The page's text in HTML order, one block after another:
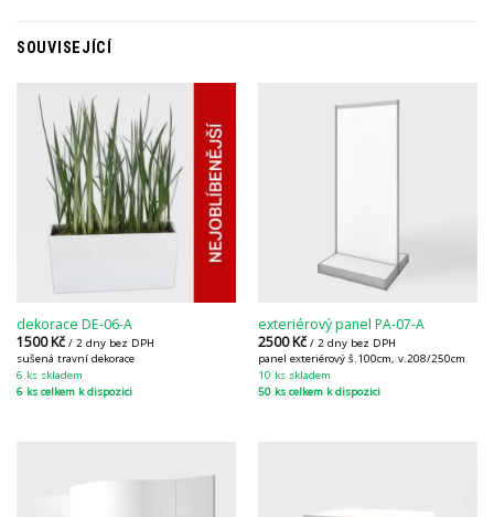
SOUVISEJÍCÍ
dekorace DE-06-A
1500Kč / 2 dny bez DPH
sušená travní dekorace
6 ks skladem
6 ks celkem k dispozici
exteriérový panel PA-07-A
2500Kč / 2 dny bez DPH
panel exteriérový š.100cm, v.208/250cm
10 ks skladem
50 ks celkem k dispozici